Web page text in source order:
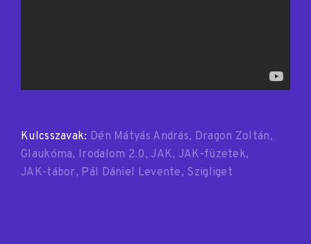
Kulcsszavak: Dén Mátyás András Dragon Zoltán
Glaukóma Irodalom 2.0 JAK JAK-füzetek
JAK-tábor Pál Dániel Levente Szigliget